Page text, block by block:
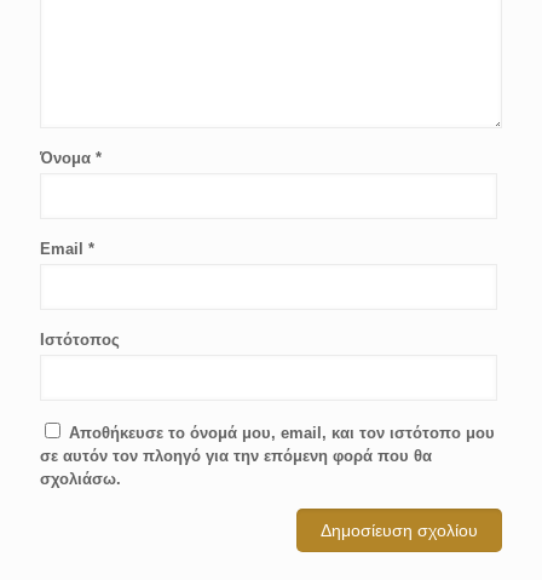
Όνομα *
Email *
Ιστότοπος
Αποθήκευσε το όνομά μου, email, και τον ιστότοπο μου
σε αυτόν τον πλοηγό για την επόμενη φορά που θα
σχολιάσω.